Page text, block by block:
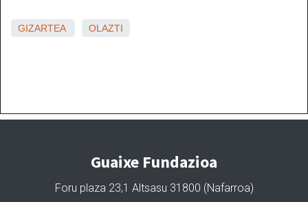
GIZARTEA OLAZTI
Guaixe Fundazioa
Foru plaza 23,1 Altsasu 31800 (Nafarroa)